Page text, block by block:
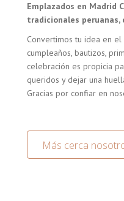
Emplazados en Madrid
tradicionales peruanas,
Convertimos tu idea en
cumpleaños, bautizos,
celebración es propicia
queridos y dejar una
Gracias por confiar en
Más cerca